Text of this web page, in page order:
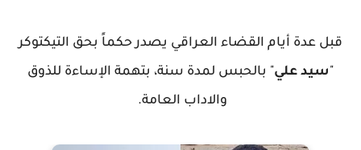
قبل عدة أيام القضاء العراقي يصدر حكماً بحق التيكتوكر
"سيد علي" بالحبس لمدة سنة، بتهمة الإساءة للذوق
والاداب العامة.